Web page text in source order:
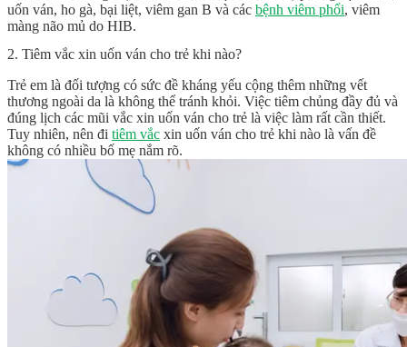
uốn ván, ho gà, bại liệt, viêm gan B và các bệnh viêm phổi, viêm
màng não mủ do HIB.
2. Tiêm vắc xin uốn ván cho trẻ khi nào?
Trẻ em là đối tượng có sức đề kháng yếu cộng thêm những vết
thương ngoài da là không thể tránh khỏi. Việc tiêm chủng đầy đủ và
đúng lịch các mũi vắc xin uốn ván cho trẻ là việc làm rất cần thiết.
Tuy nhiên, nên đi tiêm vắc xin uốn ván cho trẻ khi nào là vấn đề
không có nhiều bố mẹ nắm rõ.